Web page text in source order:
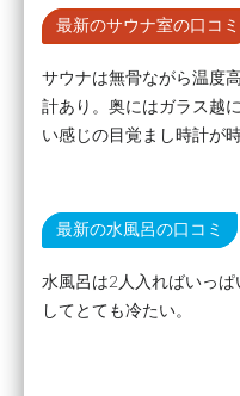
最新のサウナ室の口コミ
サウナは無骨ながら温度
計あり。奥にはガラス越
い感じの目覚まし時計が
最新の水風呂の口コミ
水風呂は2人入ればいっ
してとても冷たい。